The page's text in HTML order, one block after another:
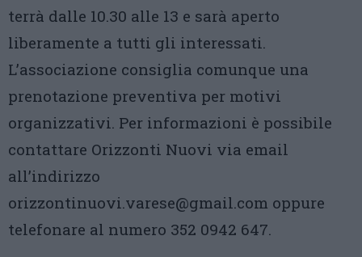
terrà dalle 10.30 alle 13 e sarà aperto
liberamente a tutti gli interessati.
L’associazione consiglia comunque una
prenotazione preventiva per motivi
organizzativi. Per informazioni è possibile
contattare Orizzonti Nuovi via email
all’indirizzo
orizzontinuovi.varese@gmail.com oppure
telefonare al numero 352 0942 647.